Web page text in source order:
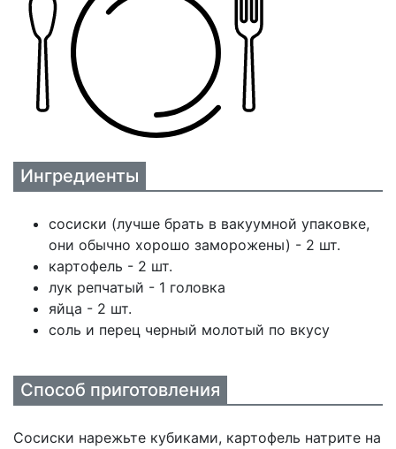
Ингредиенты
сосиски (лучше брать в вакуумной упаковке,
они обычно хорошо заморожены) - 2 шт.
картофель - 2 шт.
лук репчатый - 1 головка
яйца - 2 шт.
соль и перец черный молотый по вкусу
Способ приготовления
Сосиски нарежьте кубиками, картофель натрите на